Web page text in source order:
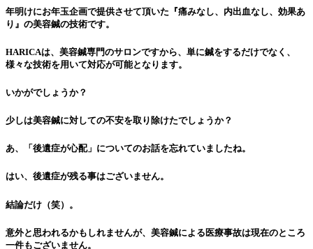
年明けにお年玉企画で提供させて頂いた『痛みなし、内出血なし、効果あ
り』の美容鍼の技術です。
HARICAは、美容鍼専門のサロンですから、単に鍼をするだけでなく、
様々な技術を用いて対応が可能となります。
いかがでしょうか？
少しは美容鍼に対しての不安を取り除けたでしょうか？
あ、「後遺症が心配」についてのお話を忘れていましたね。
はい、後遺症が残る事はございません。
結論だけ（笑）。
意外と思われるかもしれませんが、美容鍼による医療事故は現在のところ
一件もございません。